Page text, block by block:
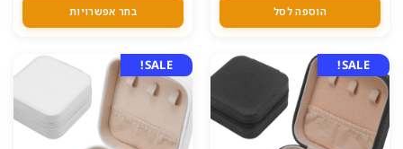
היה:
159.00 ₪.
הוא:
129.00 ₪. הוספה לסל
⁦29.00 ₪⁩
בחר אפשרויות
ניתן
את
האפשרויות
בעמוד
המוצר
SALE!
SALE!